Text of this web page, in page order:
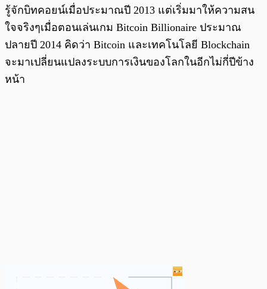
รู้จักบิทคอยน์เมื่อประมาณปี 2013 แต่เริ่มมาให้ความสน
ใจจริงๆเมื่อตอนเล่นเกม Bitcoin Billionaire ประมาณ
ปลายปี 2014 คิดว่า Bitcoin และเทคโนโลยี Blockchain
จะมาเปลี่ยนแปลงระบบการเงินของโลกในอีกไม่กี่ปีข้าง
หน้า